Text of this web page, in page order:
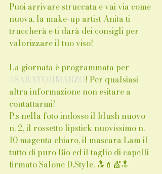
Puoi arrivare struccata e vai via come
nuova, la make-up artist Anita ti
truccherà e ti darà dei consigli per
valorizzare il tuo viso!
La giornata è programmata per
#SABATO11MARZO! Per qualsiasi
altra informazione non esitare a
contattarmi!
P.s nella foto indosso il blush nuovo
n. 2, il rossetto lipstick nuovissimo n.
10 magenta chiaro, il mascara Lam il
tutto di puro Bio ed il taglio di capelli
firmato Salone D.Style. 🔝💄💇🔝